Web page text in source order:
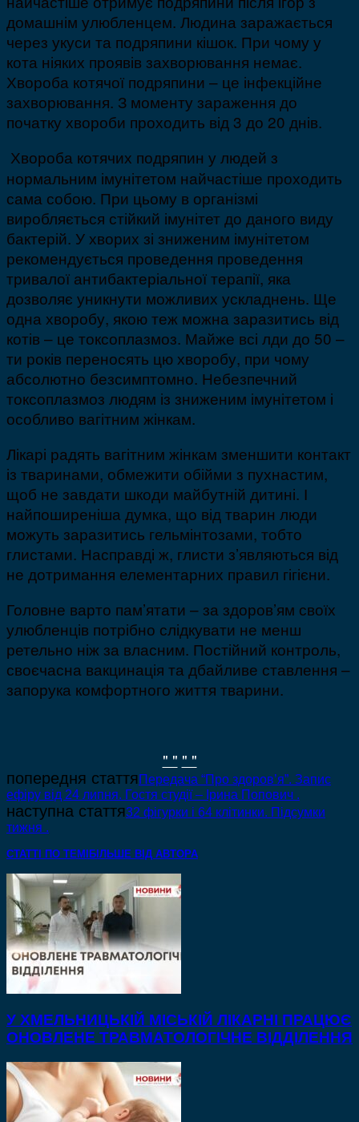
домашнім улюбленцем. Людина заражається
через укуси та подряпини кішок. При чому у
кота ніяких проявів захворювання немає.
Хвороба котячої подряпини – це інфекційне
захворювання. З моменту зараження до
початку хвороби проходить від 3 до 20 днів.
Хвороба котячих подряпин у людей з
нормальним імунітетом найчастіше проходить
сама собою. При цьому в організмі
виробляється стійкий імунітет до даного виду
бактерій. У хворих зі зниженим імунітетом
рекомендується проведення проведення
тривалої антибактеріальної терапії, яка
дозволяє уникнути можливих ускладнень. Ще
одна хворобу, якою теж можна заразитись від
котів – це токсоплазмоз. Майже всі лди до 50 –
ти років переносять цю хворобу, при чому
абсолютно безсимптомно. Небезпечний
токсоплазмоз людям із зниженим імунітетом і
особливо вагітним жінкам.
Лікарі радять вагітним жінкам зменшити контакт
із тваринами, обмежити обійми з пухнастим,
щоб не завдати шкоди майбутній дитині. І
найпоширеніша думка, що від тварин люди
можуть заразитись гельмінтозами, тобто
глистами. Насправді ж, глисти з’являються від
не дотримання елементарних правил гігієни.
Головне варто пам’ятати – за здоров’ям своїх
улюбленців потрібно слідкувати не менш
ретельно ніж за власним. Постійний контроль,
своєчасна вакцинація та дбайливе ставлення –
запорука комфортного життя тварини.
" " " "
попередня статтяПередача “Про здоров’я”. Запис
ефіру від 24 липня. Гостя студії – Ірина Попович .
наступна стаття32 фігурки і 64 клітинки. Підсумки
тижня .
СТАТТІ ПО ТЕМІ БІЛЬШЕ ВІД АВТОРА
У ХМЕЛЬНИЦЬКІЙ МІСЬКІЙ ЛІКАРНІ ПРАЦЮЄ
ОНОВЛЕНЕ ТРАВМАТОЛОГІЧНЕ ВІДДІЛЕННЯ